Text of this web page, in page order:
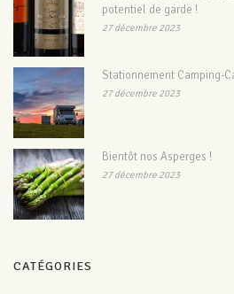
potentiel de garde !
27 décembre 2023
Stationnement Camping-
27 décembre 2023
Bientôt nos Asperges !
27 décembre 2023
CATÉGORIES